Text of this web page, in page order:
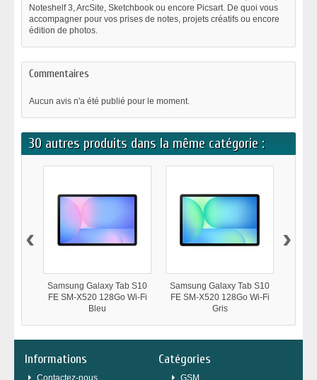
Noteshelf 3, ArcSite, Sketchbook ou encore Picsart. De quoi vous
accompagner pour vos prises de notes, projets créatifs ou encore
édition de photos.
Commentaires
Aucun avis n'a été publié pour le moment.
30 autres produits dans la même catégorie :
Samsung Galaxy Tab S10
FE SM-X520 128Go Wi-Fi
Bleu
Samsung Galaxy Tab S10
FE SM-X520 128Go Wi-Fi
Gris
‹ ›
Informations
Contactez-nous
Catégories
GSM